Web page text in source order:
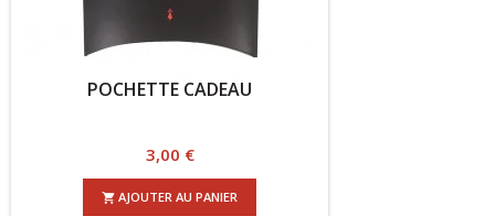
POCHETTE CADEAU
AJOUTER AU PANIER